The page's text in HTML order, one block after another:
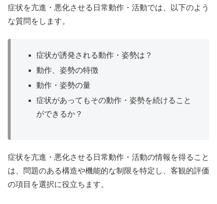
症状を亢進・悪化させる日常動作・活動では、以下のよう
な質問をします。
症状が誘発される動作・姿勢は？
動作、姿勢の特徴
動作・姿勢の量
症状があってもその動作・姿勢を続けること
ができるか？
症状を亢進・悪化させる日常動作・活動の情報を得ること
は、問題のある構造や機能的な制限を特定し、客観的評価
の項目を選択に役立ちます。